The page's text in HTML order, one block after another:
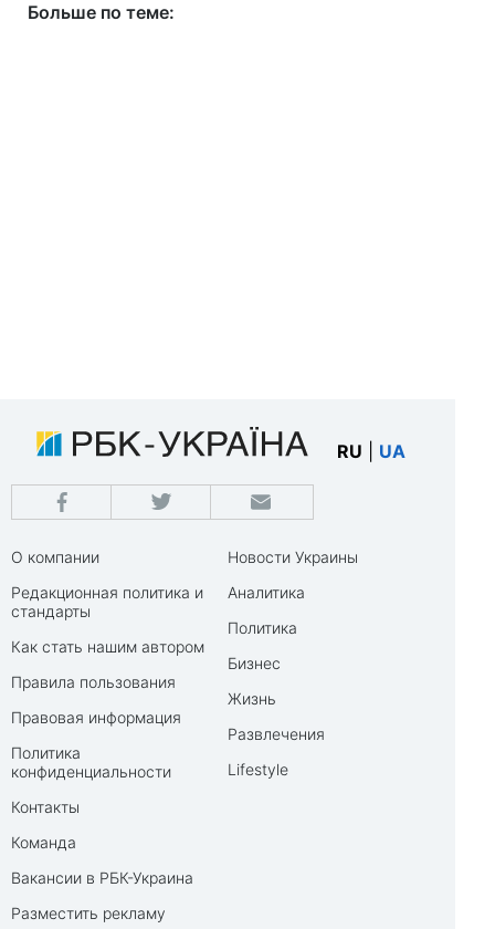
Больше по теме:
RU UA
О компании
Редакционная политика и
стандарты
Как стать нашим автором
Правила пользования
Правовая информация
Политика
конфиденциальности
Контакты
Команда
Вакансии в РБК-Украина
Разместить рекламу
Новости Украины
Аналитика
Политика
Бизнес
Жизнь
Развлечения
Lifestyle